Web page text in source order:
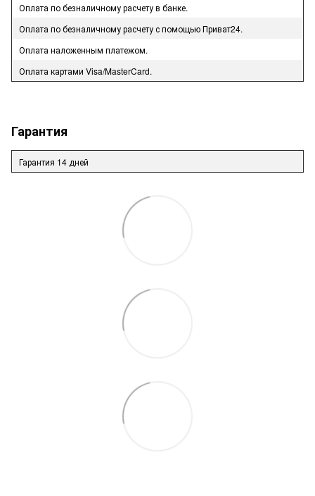
Оплата по безналичному расчету в банке.
Оплата по безналичному расчету с помощью Приват24.
Оплата наложенным платежом.
Оплата картами Visa/MasterCard.
Гарантия
Гарантия 14 дней